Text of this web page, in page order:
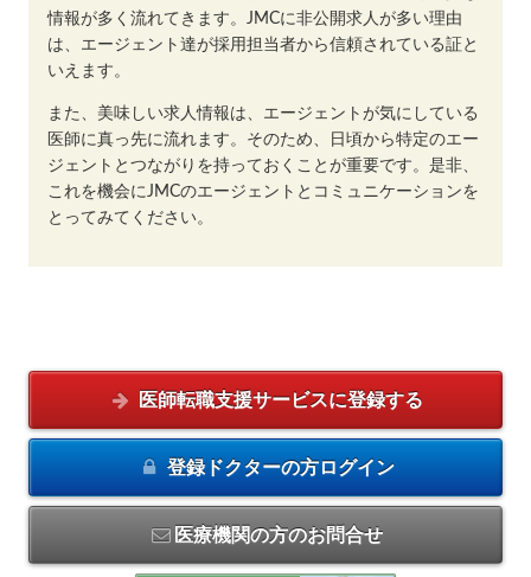
情報が多く流れてきます。JMCに非公開求人が多い理由
は、エージェント達が採用担当者から信頼されている証と
いえます。
また、美味しい求人情報は、エージェントが気にしている
医師に真っ先に流れます。そのため、日頃から特定のエー
ジェントとつながりを持っておくことが重要です。是非、
これを機会にJMCのエージェントとコミュニケーションを
とってみてください。
医師転職支援サービスに登録する
登録ドクターの方ログイン
医療機関の方のお問合せ